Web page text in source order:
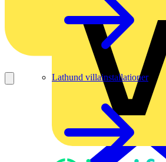
Lathund villainstallationer